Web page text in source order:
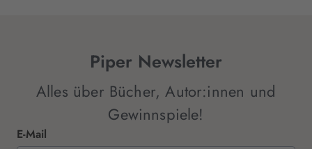
Piper Newsletter
Alles über Bücher, Autor:innen und
Gewinnspiele!
E-Mail